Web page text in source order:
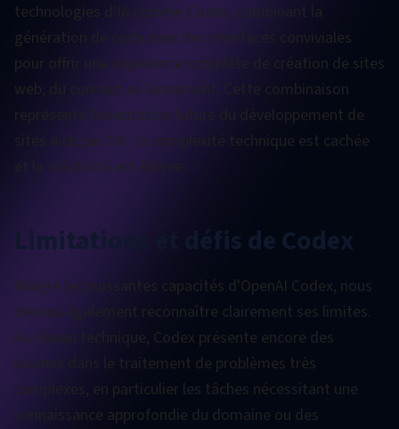
technologies d'IA comme Codex, combinant la
génération de code avec des interfaces conviviales
pour offrir une expérience complète de création de sites
web, du concept au lancement. Cette combinaison
représente l'orientation future du développement de
sites web par l'IA : la complexité technique est cachée
et la créativité est libérée.
Limitations et défis de Codex
Malgré les puissantes capacités d'OpenAI Codex, nous
devons également reconnaître clairement ses limites.
Au niveau technique, Codex présente encore des
lacunes dans le traitement de problèmes très
complexes, en particulier les tâches nécessitant une
connaissance approfondie du domaine ou des